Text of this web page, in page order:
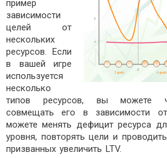
пример
зависимости
целей от
нескольких
ресурсов. Если
в вашей игре
используется
несколько
типов ресурсов, вы можете
совмещать его в зависимости
можете менять дефицит ресурса
уровня, повторять цели и
призванных увеличить LTV.